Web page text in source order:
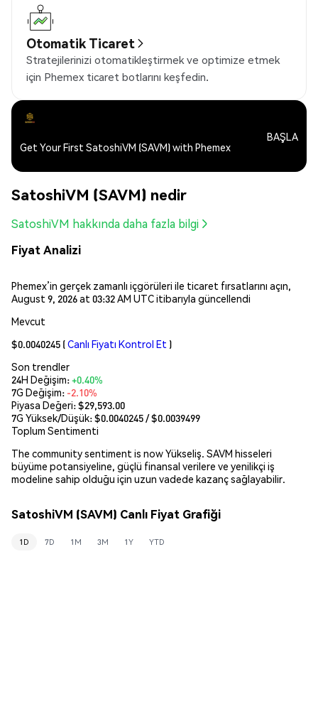
Otomatik Ticaret
Stratejilerinizi otomatikleştirmek ve optimize etmek
için Phemex ticaret botlarını keşfedin.
Get Your First SatoshiVM (SAVM) with Phemex
BAŞLA
SatoshiVM (SAVM) nedir
SatoshiVM hakkında daha fazla bilgi
Fiyat Analizi
Phemex’in gerçek zamanlı içgörüleri ile ticaret fırsatlarını açın,
August 9, 2026 at 03:32 AM UTC itibarıyla güncellendi
Mevcut
$0.0040245 (Canlı Fiyatı Kontrol Et )
Son trendler
24H Değişim:+0.40%
7G Değişim: -2.10%
Piyasa Değeri:$29,593.00
7G Yüksek/Düşük: $0.0040245/ $0.0039499
Toplum Sentimenti
The community sentiment is now Yükseliş. SAVM hisseleri
büyüme potansiyeline, güçlü finansal verilere ve yenilikçi iş
modeline sahip olduğu için uzun vadede kazanç sağlayabilir.
SatoshiVM (SAVM) Canlı Fiyat Grafiği
1D 7D 1M 3M 1Y YTD